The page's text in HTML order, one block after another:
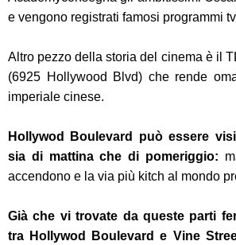
e vengono registrati famosi programmi
Altro pezzo della storia del cinema è il
(6925 Hollywood Blvd) che rende
imperiale cinese.
Hollywod Boulevard può essere
sia di mattina che di pomeriggio:
accendono e la via più kitch al mondo
Già che vi trovate da queste parti
tra Hollywod Boulevard e Vine